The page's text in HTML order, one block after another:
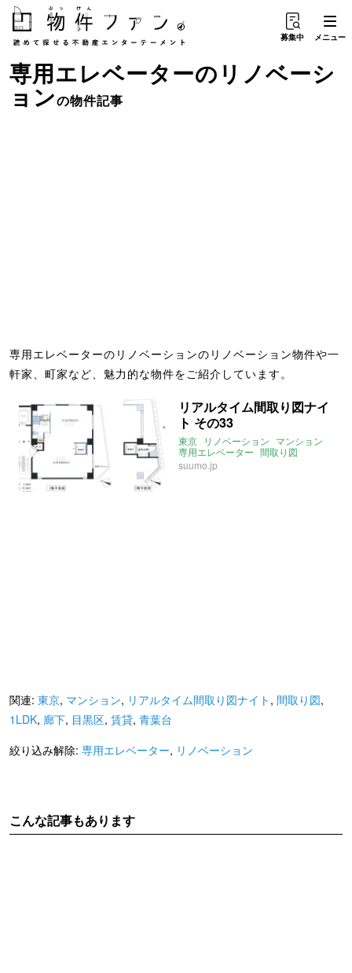
募集中 メニュー
専用エレベーターのリノベーシ
ョンの物件記事
専用エレベーターのリノベーションのリノベーション物件や一
軒家、町家など、魅力的な物件をご紹介しています。
リアルタイム間取り図ナイ
ト その33
東京 リノベーション マンション
専用エレベーター 間取り図
リアルタイム間取り図ナイト
suumo.jp
関連: 東京, マンション, リアルタイム間取り図ナイト , 間取り図,
1LDK, 廊下, 目黒区, 賃貸, 青葉台
絞り込み解除: 専用エレベーター, リノベーション
こんな記事もあります